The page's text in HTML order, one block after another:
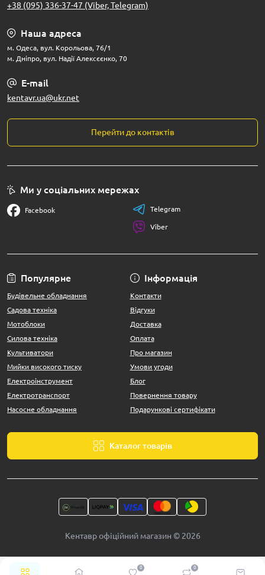
0 0
+38 (095) 336-37-47 (Viber, Telegram)
Наша адреса
м. Одеса, вул. Корольова, 76/1
м. Дніпро, вул. Надії Алексєєнко, 70
E-mail
kentavr.ua@ukr.net
Перейти до контактів
Популярне
Будівельне обладнання
Садова техніка
Мотоблоки
Силова техніка
Культиватори
Мийки високого тиску
Електроінструмент
Електротранспорт
Насосне обладнання
Інформація
Контакти
Відгуки
Доставка
Оплата
Про магазин
Умови угоди
Блог
Повернення товару
Подарункові сертифікати
Каталог товарів
Ми у соціальних мережах
Facebook Telegram
Viber
Кентавр офіційний магазин © 2026